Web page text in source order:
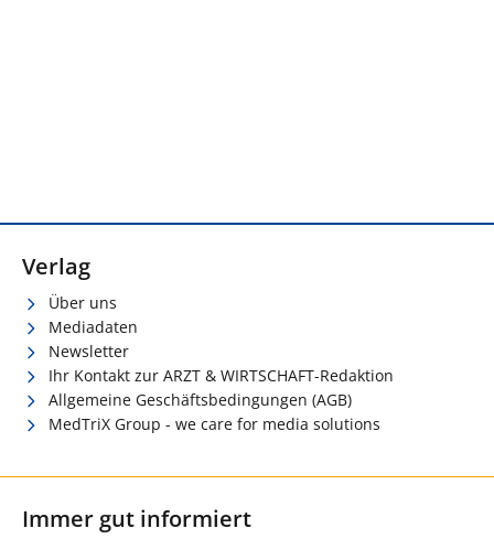
Verlag
Über uns
Mediadaten
Newsletter
Ihr Kontakt zur ARZT & WIRTSCHAFT-Redaktion
Allgemeine Geschäftsbedingungen (AGB)
MedTriX Group - we care for media solutions
Immer gut informiert